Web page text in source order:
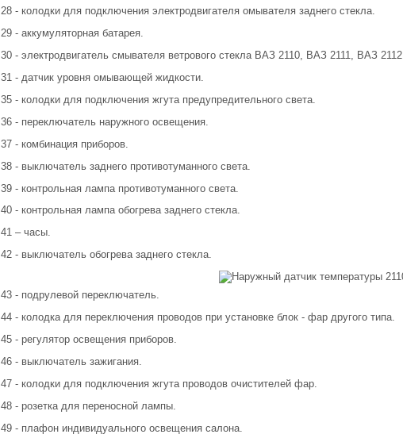
28 - колодки для подключения электродвигателя омывателя заднего стекла.
29 - аккумуляторная батарея.
30 - электродвигатель смывателя ветрового стекла ВАЗ 2110, ВАЗ 2111, ВАЗ 2112.
31 - датчик уровня омывающей жидкости.
35 - колодки для подключения жгута предупредительного света.
36 - переключатель наружного освещения.
37 - комбинация приборов.
38 - выключатель заднего противотуманного света.
39 - контрольная лампа противотуманного света.
40 - контрольная лампа обогрева заднего стекла.
41 – часы.
42 - выключатель обогрева заднего стекла.
43 - подрулевой переключатель.
44 - колодка для переключения проводов при установке блок - фар другого типа.
45 - регулятор освещения приборов.
46 - выключатель зажигания.
47 - колодки для подключения жгута проводов очистителей фар.
48 - розетка для переносной лампы.
49 - плафон индивидуального освещения салона.